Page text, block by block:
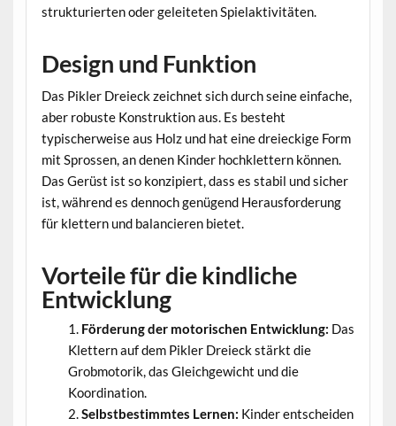
strukturierten oder geleiteten Spielaktivitäten.
Design und Funktion
Das Pikler Dreieck zeichnet sich durch seine einfache,
aber robuste Konstruktion aus. Es besteht
typischerweise aus Holz und hat eine dreieckige Form
mit Sprossen, an denen Kinder hochklettern können.
Das Gerüst ist so konzipiert, dass es stabil und sicher
ist, während es dennoch genügend Herausforderung
für klettern und balancieren bietet.
Vorteile für die kindliche
Entwicklung
Förderung der motorischen Entwicklung: Das
Klettern auf dem Pikler Dreieck stärkt die
Grobmotorik, das Gleichgewicht und die
Koordination.
Selbstbestimmtes Lernen: Kinder entscheiden